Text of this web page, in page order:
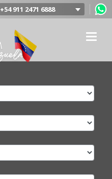
+54 911 2471 6888